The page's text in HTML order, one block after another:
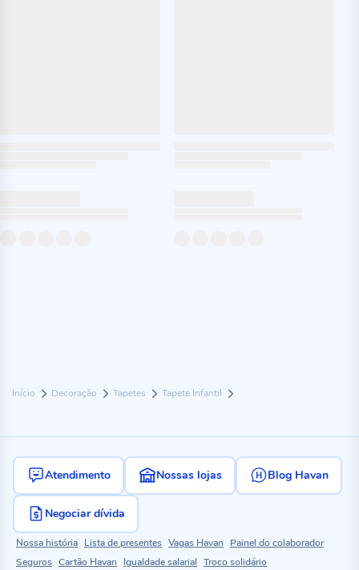
Início Decoração Tapetes Tapete Infantil
Atendimento Nossas lojas Blog Havan
Negociar dívida
Nossa história Lista de presentes Vagas Havan
Painel do colaborador
Seguros Cartão Havan Igualdade salarial Troco solidário